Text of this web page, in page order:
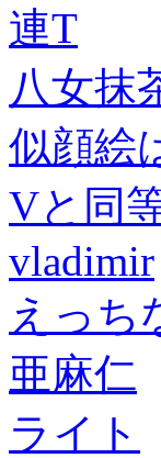
連T
八女抹
似顔絵
Vと同
vladimir
えっち
亜麻仁
ライト